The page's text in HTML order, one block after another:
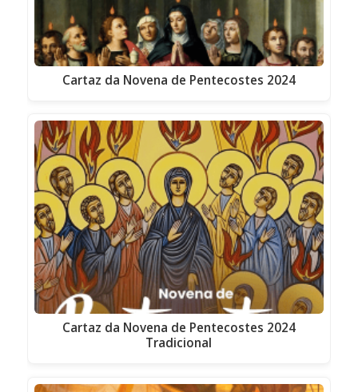
Cartaz da Novena de Pentecostes 2024
Cartaz da Novena de Pentecostes 2024
Tradicional